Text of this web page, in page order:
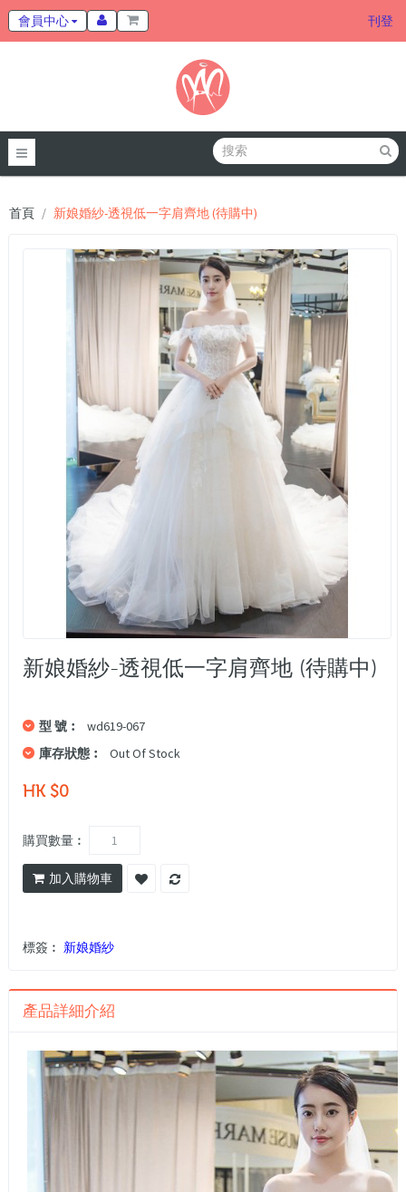
會員中心 刊登
首頁 新娘婚紗-透視低一字肩齊地 (待購中)
新娘婚紗-透視低一字肩齊地 (待購中)
型 號︰
wd619-067
庫存狀態︰
Out Of Stock
HK $0
購買數量︰
加入購物車
標簽︰ 新娘婚紗
產品詳細介紹